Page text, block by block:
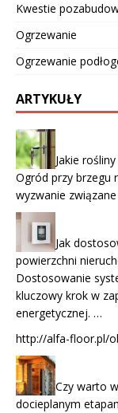
Kwestie
Ogrzewanie
Ogrzewanie
ARTYKUŁY
Jakie
Ogród przy brzegu
wyzwanie
Jak
powierzchni
Dostosowanie
kluczowy krok w
energetycznej. …
http://alfa-floor.pl/
Czy warto
docieplanym